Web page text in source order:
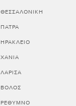
ΘΕΣΣΑΛΟΝΙΚΗ
ΠΑΤΡΑ
ΗΡΑΚΛΕΙΟ
ΧΑΝΙΑ
ΛΑΡΙΣΑ
ΒΟΛΟΣ
ΡΕΘΥΜΝΟ